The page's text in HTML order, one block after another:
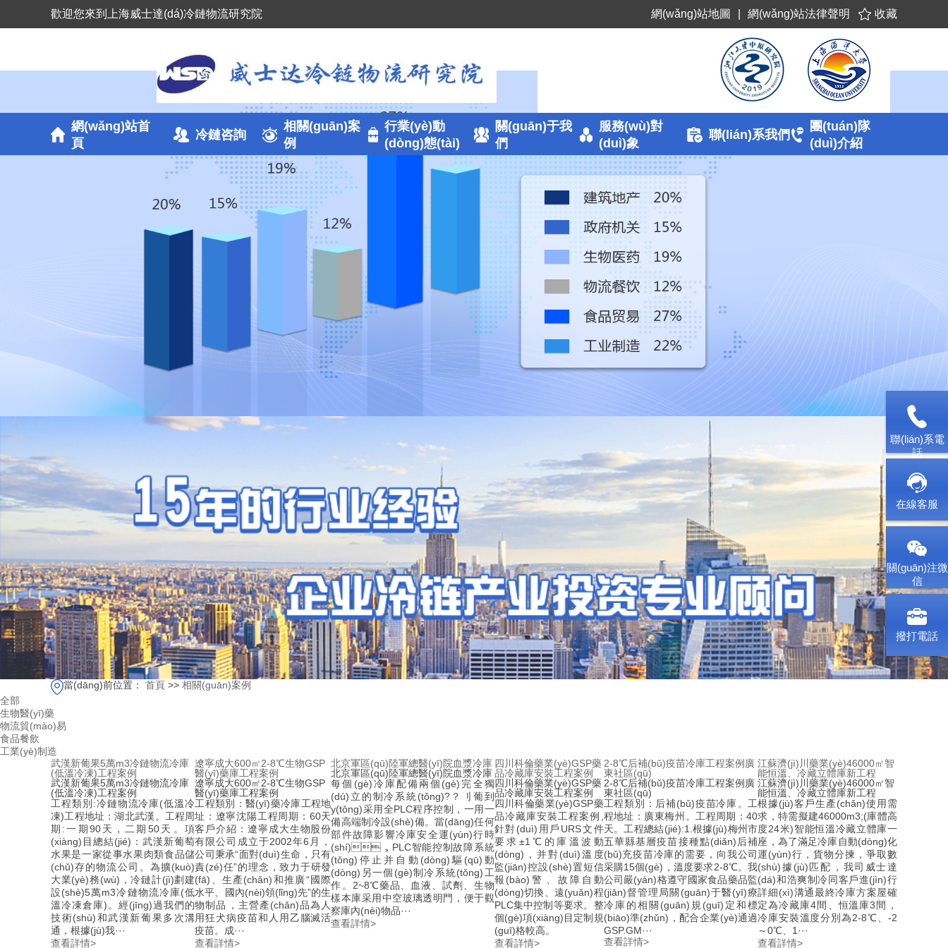
歡迎您來到上海威士達(dá)冷鏈物流研究院 網(wǎng)站地圖 網(wǎng)站法律聲明 收藏
網(wǎng)站首
頁
冷鏈咨詢
冷鏈園區(qū)運(yùn)營
冷鏈?zhǔn)称芳庸?/a>
數(shù)字化物聯(lián)網(wǎng)
相關(guān)案
例
生物醫(yī)藥
物流貿(mào)易
食品餐飲
工業(yè)制造
行業(yè)動
(dòng)態(tài)
關(guān)于我
們
服務(wù)對
(duì)象
聯(lián)系我們
團(tuán)隊
(duì)介紹
當(dāng)前位置： 首頁 >> 相關(guān)案例
全部
生物醫(yī)藥
物流貿(mào)易
食品餐飲
工業(yè)制造
武漢新葡果5萬m3冷鏈物流冷庫
(低溫冷凍)工程案例
武漢新葡果5萬m3冷鏈物流冷庫
(低溫冷凍)工程案例
工程類別:冷鏈物流冷庫(低溫冷
凍)工程地址：湖北武漢。工程周
期:一期90天，二期50天。項
(xiàng)目總結(jié)：武漢新葡萄
水果是一家從事水果肉類食品儲
(chǔ)存的物流公司。為擴(kuò)
大業(yè)務(wù)，冷鏈計(jì)劃建
設(shè)5萬m3冷鏈物流冷庫(低
溫冷凍倉庫)。經(jīng)過我們的
技術(shù)和武漢新葡果多次溝
通，根據(jù)我···
查看詳情>
遼寧成大600㎡2-8℃生物GSP
醫(yī)藥庫工程案例
遼寧成大600㎡2-8℃生物GSP
醫(yī)藥庫工程案例
工程類別：醫(yī)藥冷庫工程地
址：遼寧沈陽工程周期：60天
客戶介紹：遼寧成大生物股份
有限公司成立于2002年6月，
公司秉承“面對(duì)生命，只有
責(zé)任”的理念，致力于研發
(fā)、生產(chǎn)和推廣“國際
水平、國內(nèi)領(lǐng)先”的生
物制品，主營產(chǎn)品為人
用狂犬病疫苗和人用乙腦滅活
疫苗。成···
查看詳情>
北京軍區(qū)陸軍總醫(yī)院血漿冷庫
北京軍區(qū)陸軍總醫(yī)院血漿冷庫
每個(gè)冷庫配備兩個(gè)完全獨
(dú)立的制冷系統(tǒng)?？刂葡到
y(tǒng)采用全PLC程序控制，一用一
備高端制冷設(shè)備。當(dāng)任何
部件故障影響冷庫安全運(yùn)行時
(shí)，PLC智能控制故障系統
(tǒng)停止并自動(dòng)驅(qū)動
(dòng)另一個(gè)制冷系統(tǒng)工
作。2~8℃藥品、血液、試劑、生物
樣本庫采用中空玻璃透明門，便于觀
察庫內(nèi)物品···
查看詳情>
四川科倫藥業(yè)GSP藥
品冷藏庫安裝工程案例
四川科倫藥業(yè)GSP藥
品冷藏庫安裝工程案例
四川科倫藥業(yè)GSP藥
品冷藏庫安裝工程案例,
針對(duì)用戶URS文件
要求±1℃的庫溫波動
(dòng)，并對(duì)溫度
監(jiān)控設(shè)置短信
報(bào)警、故障自動
(dòng)切換、遠(yuǎn)程
PLC集中控制等要求。整
個(gè)項(xiàng)目定制規
(guī)格較高。
查看詳情>
2-8℃后補(bǔ)疫苗冷庫工程案例廣
東社區(qū)
2-8℃后補(bǔ)疫苗冷庫工程案例廣
東社區(qū)
工程類別：后補(bǔ)疫苗冷庫。工
程地址：廣東梅州。工程周期：40
天。工程總結(jié):1.根據(jù)梅州市
五華縣基層疫苗接種點(diǎn)后補
(bǔ)充疫苗冷庫的需要，向我公司
采購15個(gè)，溫度要求2-8℃。我
公司嚴(yán)格遵守國家食品藥品監
(jiān)督管理局關(guān)于醫(yī)療
冷庫的相關(guān)規(guī)定和標
(biāo)準(zhǔn)，配合企業(yè)通過
GSP.GM···
查看詳情>
江蘇濟(jì)川藥業(yè)46000㎡智
能恒溫、冷藏立體庫新工程
江蘇濟(jì)川藥業(yè)46000㎡智
能恒溫、冷藏立體庫新工程
根據(jù)客戶生產(chǎn)使用需
求，特需擬建46000m3;(庫體高
度24米)智能恒溫冷藏立體庫一
座，為了滿足冷庫自動(dòng)化
運(yùn)行，貨物分揀，爭取數
(shù)據(jù)匹配，我司威士達
(dá)和浩爽制冷同客戶進(jìn)行
詳細(xì)溝通最終冷庫方案屋確
定為冷藏庫4間、恒溫庫3間，
冷庫安裝溫度分別為2-8℃、-2
～0℃、1···
查看詳情>
聯(lián)系電
話
在線客服
關(guān)注微
信
撥打電話